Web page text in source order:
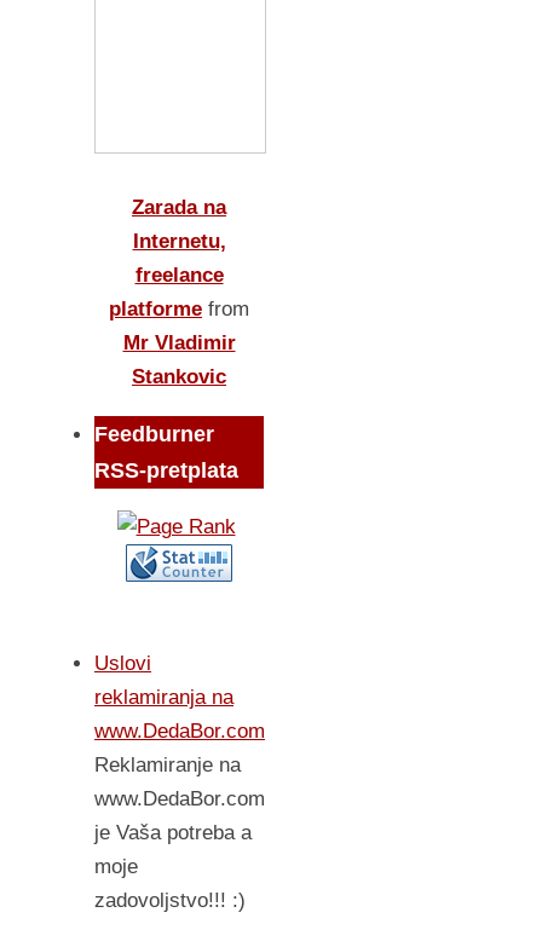
Zarada na
Internetu,
freelance
platforme from
Mr Vladimir
Stankovic
Feedburner
RSS-pretplata
Uslovi
reklamiranja na
www.DedaBor.com
Reklamiranje na
www.DedaBor.com
je Vaša potreba a
moje
zadovoljstvo!!! :)